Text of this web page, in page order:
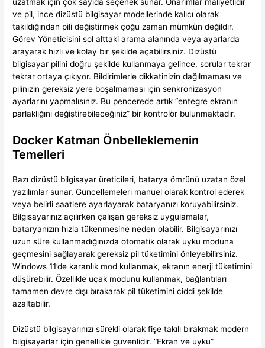
ve pil, ince dizüstü bilgisayar modellerinde kalıcı olarak
takıldığından pili değiştirmek çoğu zaman mümkün değildir.
Görev Yöneticisini sol alttaki arama alanında veya ayarlarda
arayarak hızlı ve kolay bir şekilde açabilirsiniz. Dizüstü
bilgisayar pilini doğru şekilde kullanmaya gelince, sorular tekrar
tekrar ortaya çıkıyor. Bildirimlerle dikkatinizin dağılmaması ve
pilinizin gereksiz yere boşalmaması için senkronizasyon
ayarlarını yapmalısınız. Bu pencerede artık “entegre ekranın
parlaklığını değiştirebileceğiniz” bir kontrolör bulunmaktadır.
Docker Katman Önbelleklemenin
Temelleri​
Bazı dizüstü bilgisayar üreticileri, batarya ömrünü uzatan özel
yazılımlar sunar. Güncellemeleri manuel olarak kontrol ederek
veya belirli saatlere ayarlayarak bataryanızı koruyabilirsiniz.
Bilgisayarınız açılırken çalışan gereksiz uygulamalar,
bataryanızın hızla tükenmesine neden olabilir. Bilgisayarınızı
uzun süre kullanmadığınızda otomatik olarak uyku moduna
geçmesini sağlayarak gereksiz pil tüketimini önleyebilirsiniz.
Windows 11’de karanlık mod kullanmak, ekranın enerji tüketimini
düşürebilir. Özellikle uçak modunu kullanmak, bağlantıları
tamamen devre dışı bırakarak pil tüketimini ciddi şekilde
azaltabilir.
Dizüstü bilgisayarınızı sürekli olarak fişe takılı bırakmak modern
bilgisayarlar için genellikle güvenlidir. “Ekran ve uyku”